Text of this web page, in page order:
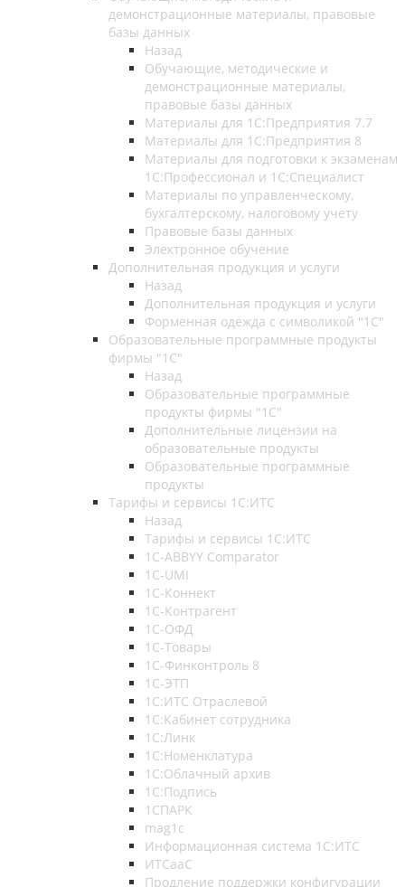
демонстрационные материалы, правовые
базы данных
Назад
Обучающие, методические и
демонстрационные материалы,
правовые базы данных
Материалы для 1С:Предприятия 7.7
Материалы для 1С:Предприятия 8
Материалы для подготовки к экзаменам
1С:Профессионал и 1С:Специалист
Материалы по управленческому,
бухгалтерскому, налоговому учету
Правовые базы данных
Электронное обучение
Дополнительная продукция и услуги
Назад
Дополнительная продукция и услуги
Форменная одежда с символикой "1С"
Образовательные программные продукты
фирмы "1С"
Назад
Образовательные программные
продукты фирмы "1С"
Дополнительные лицензии на
образовательные продукты
Образовательные программные
продукты
Тарифы и сервисы 1С:ИТС
Назад
Тарифы и сервисы 1С:ИТС
1С-ABBYY Comparator
1С-UMI
1С-Коннект
1С-Контрагент
1С-ОФД
1С-Товары
1С-Финконтроль 8
1С-ЭТП
1С:ИТС Отраслевой
1С:Кабинет сотрудника
1С:Линк
1С:Номенклатура
1С:Облачный архив
1С:Подпись
1СПАРК
mag1c
Информационная система 1С:ИТС
ИТСааС
Продление поддержки конфигурации